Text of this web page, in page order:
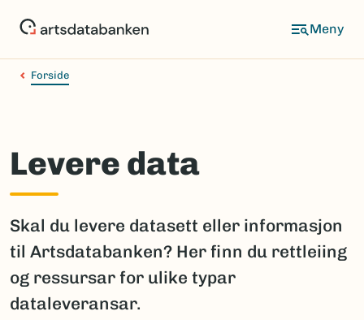
Forside
Levere data
Skal du levere datasett eller informasjon
til Artsdatabanken? Her finn du rettleiing
og ressursar for ulike typar
dataleveransar.